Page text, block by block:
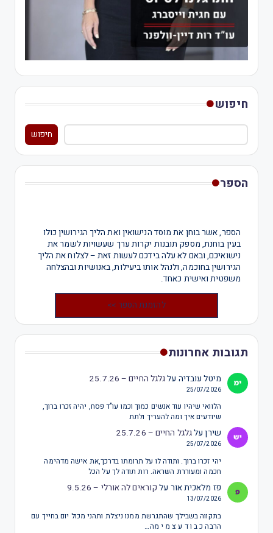
חיפוש
חיפוש
הספר
הספר, אשר בוחן את מוסד הנישואין ואת הליך הגירושין כולו
בעין בוחנת, מספק תובנות יקרות ערך שעשויות לשמר את
נישואיכם, ובאם לא עלה בידכם לעשות זאת – לצלוח את הליך
הגירושין בחוכמה, ולנהל אותו ביעילות, באנושיות ובהצלחה
משפטית ואישית כאחד.
להזמנת הספר >>
תגובות אחרונות
מיטל עובדיה עלגלגל החיים – 25.7.26
25/07/2026
הלוואי שיהיו עוד אנשים כמוך וכמו עו"ד פסח, יהיה זכרו ברוך,
שיודעים איך ומה להעריך ולתת
שירןעלגלגל החיים – 25.7.26
25/07/2026
יהי זכרו ברוך. ותודה לו על תרומתו בדרכך,את אישה מדהימה
חכמה ומעוררת השראה. רות תודה לך על הכל
פז מלאכית אור על קוראים לה אורלי – 9.5.26
13/07/2026
בתקווה בשבילך שהתגרשת ממנו ניצלת ותהני מכול יום בחייך עם
הרבה כ ב ו ד ע צ מ י מה…